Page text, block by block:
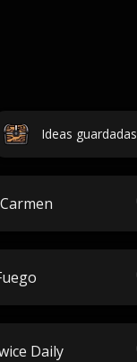
Ideas guardadas
Daily